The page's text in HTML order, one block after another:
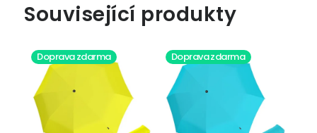
Související produkty
Doprava zdarma Doprava zdarma